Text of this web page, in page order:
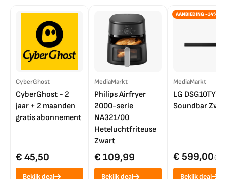
CyberGhost
CyberGhost - 2
jaar + 2 maanden
gratis abonnement
€ 45,50
Bekijk deal
MediaMarkt
Philips Airfryer
2000-serie
NA321/00
Heteluchtfriteuse
Zwart
€ 109,99
Bekijk deal
AANBIEDING -14%
MediaMarkt
LG DSG10TY
Soundbar
€ 599,00€
Bekijk deal